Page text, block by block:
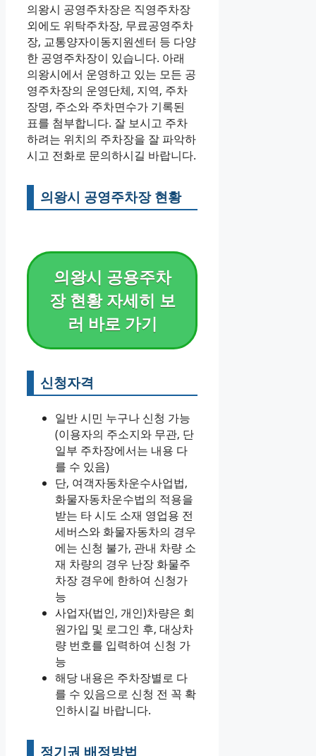
의왕시 공영주차장은 직영주차장
외에도 위탁주차장, 무료공영주차
장, 교통양자이동지원센터 등 다양
한 공영주차장이 있습니다. 아래
의왕시에서 운영하고 있는 모든 공
영주차장의 운영단체, 지역, 주차
장명, 주소와 주차면수가 기록된
표를 첨부합니다. 잘 보시고 주차
하려는 위치의 주차장을 잘 파악하
시고 전화로 문의하시길 바랍니다.
의왕시 공영주차장 현황
의왕시 공용주차
장 현황 자세히 보
러 바로 가기
신청자격
일반 시민 누구나 신청 가능
(이용자의 주소지와 무관, 단
일부 주차장에서는 내용 다
를 수 있음)
단, 여객자동차운수사업법,
화물자동차운수법의 적용을
받는 타 시도 소재 영업용 전
세버스와 화물자동차의 경우
에는 신청 불가, 관내 차량 소
재 차량의 경우 난장 화물주
차장 경우에 한하여 신청가
능
사업자(법인, 개인)차량은 회
원가입 및 로그인 후, 대상차
량 번호를 입력하여 신청 가
능
해당 내용은 주차장별로 다
를 수 있음으로 신청 전 꼭 확
인하시길 바랍니다.
정기권 배정방법